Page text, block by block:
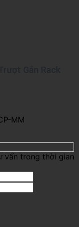
MM
vấn trong thời gian